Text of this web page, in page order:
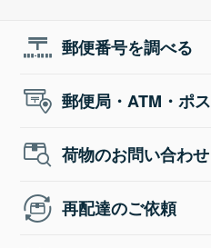
郵便番号を調べる
郵便局・ATM・ポ
荷物のお問い合わせ
再配達のご依頼